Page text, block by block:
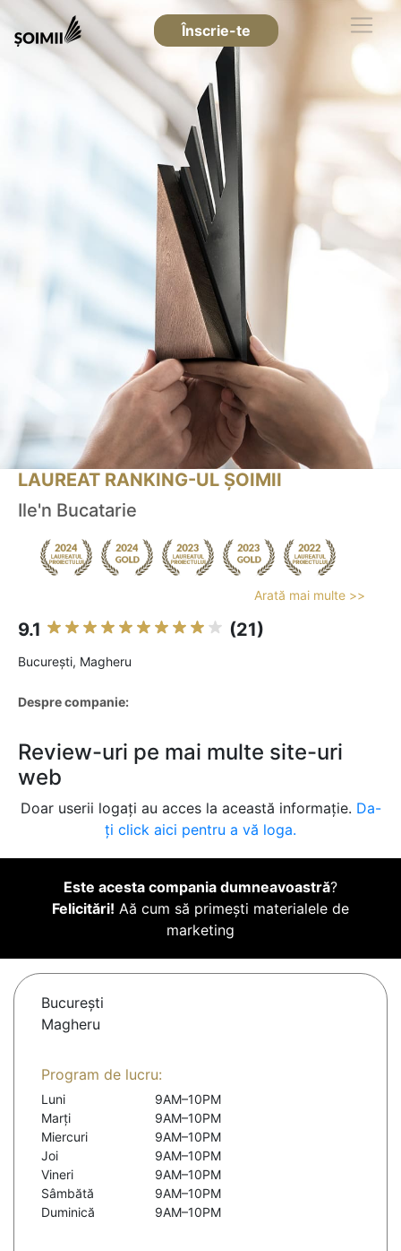
Înscrie-te
LAUREAT RANKING-UL ȘOIMII
Ile'n Bucatarie
Arată mai multe >>
9.1 (21)
Bucureşti, Magheru
Despre companie:
Review-uri pe mai multe site-uri
web
Doar userii logați au acces la această informație. Da-
ți click aici pentru a vă loga.
Este acesta compania dumneavoastră?
Felicitări! Aă cum să primești materialele de
marketing
Bucureşti
Magheru
Program de lucru:
Luni
9AM–10PM
Marți
9AM–10PM
Miercuri
9AM–10PM
Joi
9AM–10PM
Vineri
9AM–10PM
Sâmbătă
9AM–10PM
Duminică
9AM–10PM